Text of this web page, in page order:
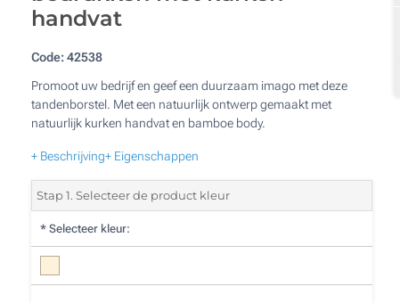
handvat
Code:42538
Promoot uw bedrijf en geef een duurzaam imago met deze
tandenborstel. Met een natuurlijk ontwerp gemaakt met
natuurlijk kurken handvat en bamboe body.
+ Beschrijving+ Eigenschappen
Stap 1. Selecteer de product kleur
* Selecteer kleur: